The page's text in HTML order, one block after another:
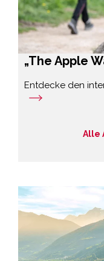
„The Apple
Entdecke den
Alle